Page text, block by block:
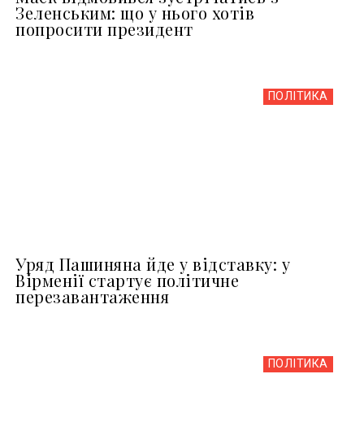
Зеленським: що у нього хотів
попросити президент
ПОЛІТИКА
Уряд Пашиняна йде у відставку: у
Вірменії стартує політичне
перезавантаження
ПОЛІТИКА